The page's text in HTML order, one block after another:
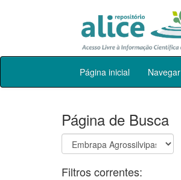
Skip
Página inicial Navegar
Página de Busca
Filtros correntes: